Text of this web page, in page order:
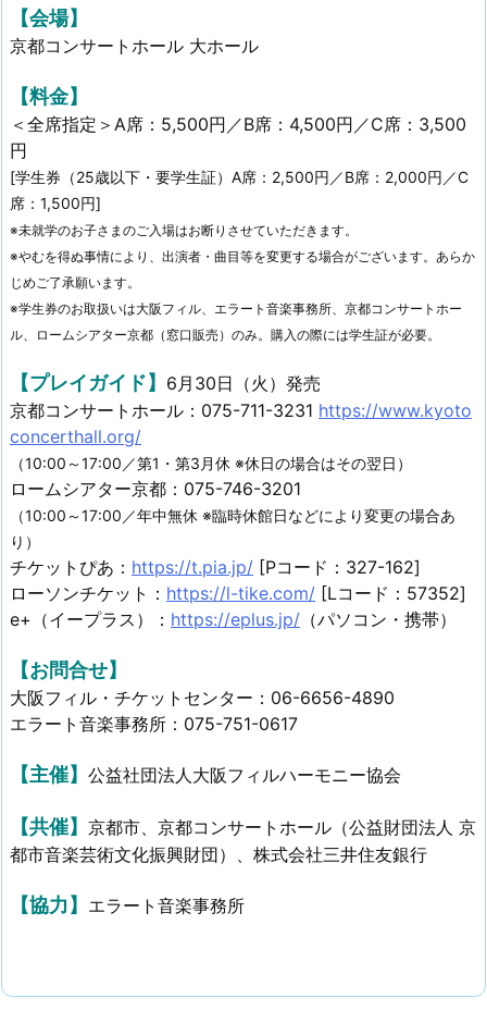
【会場】
京都コンサートホール 大ホール
【料金】
＜全席指定＞A席：5,500円／B席：4,500円／C席：3,500
円
[学生券（25歳以下・要学生証）A席：2,500円／B席：2,000円／C
席：1,500円]
※未就学のお子さまのご入場はお断りさせていただきます。
※やむを得ぬ事情により、出演者・曲目等を変更する場合がございます。あらか
じめご了承願います。
※学生券のお取扱いは大阪フィル、エラート音楽事務所、京都コンサートホー
ル、ロームシアター京都（窓口販売）のみ。購入の際には学生証が必要。
【プレイガイド】 6月30日（火）発売
京都コンサートホール：075-711-3231 https://www.kyoto
concerthall.org/
（10:00～17:00／第1・第3月休 ※休日の場合はその翌日）
ロームシアター京都：075-746-3201
（10:00～17:00／年中無休 ※臨時休館日などにより変更の場合あ
り）
チケットぴあ： https://t.pia.jp/ [Pコード：327-162]
ローソンチケット： https://l-tike.com/ [Lコード：57352]
e+（イープラス）： https://eplus.jp/ （パソコン・携帯）
【お問合せ】
大阪フィル・チケットセンター：06-6656-4890
エラート音楽事務所：075-751-0617
【主催】 公益社団法人大阪フィルハーモニー協会
【共催】 京都市、京都コンサートホール（公益財団法人 京
都市音楽芸術文化振興財団）、株式会社三井住友銀行
【協力】 エラート音楽事務所